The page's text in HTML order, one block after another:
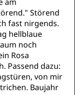
Störend
fast nirgends.
hellblaue
noch
Rosa
Passend dazu:
von mir
Baujahr